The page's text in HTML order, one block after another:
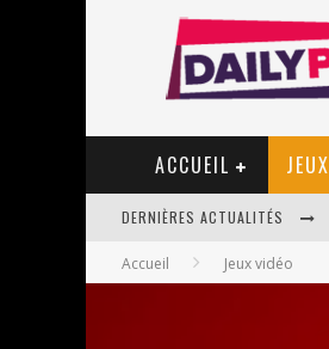
ACCUEIL
DERNIÈRES ACTUALITÉS
Accueil Jeux vidéo